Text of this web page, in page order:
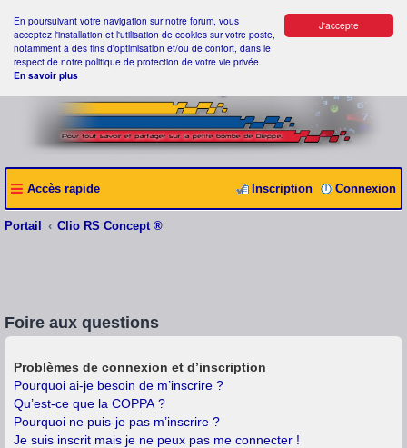
J'accepte
En poursuivant votre navigation sur notre forum, vous
acceptez l'installation et l'utilisation de cookies sur votre poste,
notamment à des fins d'optimisation et/ou de confort, dans le
respect de notre politique de protection de votre vie privée.
En savoir plus
Accès rapide Connexion
Inscription
Portail Clio RS Concept ®
Foire aux questions
Problèmes de connexion et d’inscription
Pourquoi ai-je besoin de m’inscrire ?
Qu’est-ce que la COPPA ?
Pourquoi ne puis-je pas m’inscrire ?
Je suis inscrit mais je ne peux pas me connecter !